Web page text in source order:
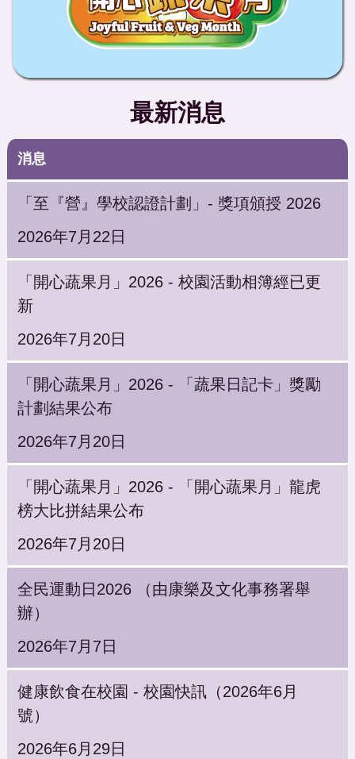
最新消息
消息
「至『營』學校認證計劃」- 獎項頒授 2026
2026年7月22日
「開心蔬果月」2026 - 校園活動相簿經已更
新
2026年7月20日
「開心蔬果月」2026 - 「蔬果日記卡」獎勵
計劃結果公布
2026年7月20日
「開心蔬果月」2026 - 「開心蔬果月」龍虎
榜大比拼結果公布
2026年7月20日
全民運動日2026 （由康樂及文化事務署舉
辦）
2026年7月7日
健康飲食在校園 - 校園快訊（2026年6月
號）
2026年6月29日